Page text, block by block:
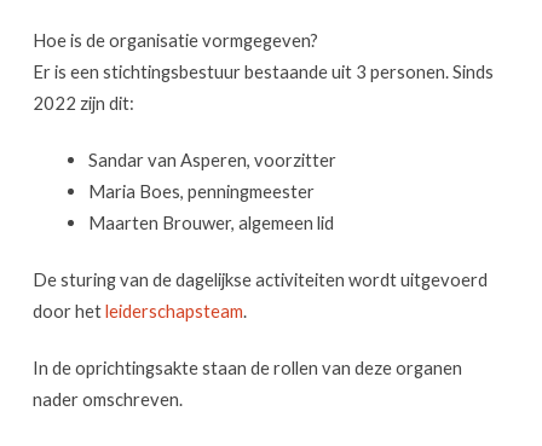
Hoe is de organisatie vormgegeven?
Er is een stichtingsbestuur bestaande uit 3 personen. Sinds
2022 zijn dit:
Sandar van Asperen, voorzitter
Maria Boes, penningmeester
Maarten Brouwer, algemeen lid
De sturing van de dagelijkse activiteiten wordt uitgevoerd
door hetleiderschapsteam.
In de oprichtingsakte staan de rollen van deze organen
nader omschreven.